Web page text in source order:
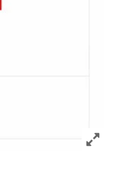
Click to expand Image